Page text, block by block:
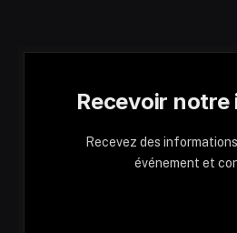
Recevoir
Recevez des
événement et